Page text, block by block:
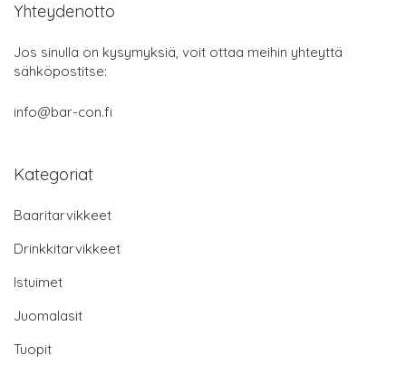
Yhteydenotto
Jos sinulla on kysymyksiä, voit ottaa meihin yhteyttä
sähköpostitse:
info@bar-con.fi
Kategoriat
Baaritarvikkeet
Drinkkitarvikkeet
Istuimet
Juomalasit
Tuopit